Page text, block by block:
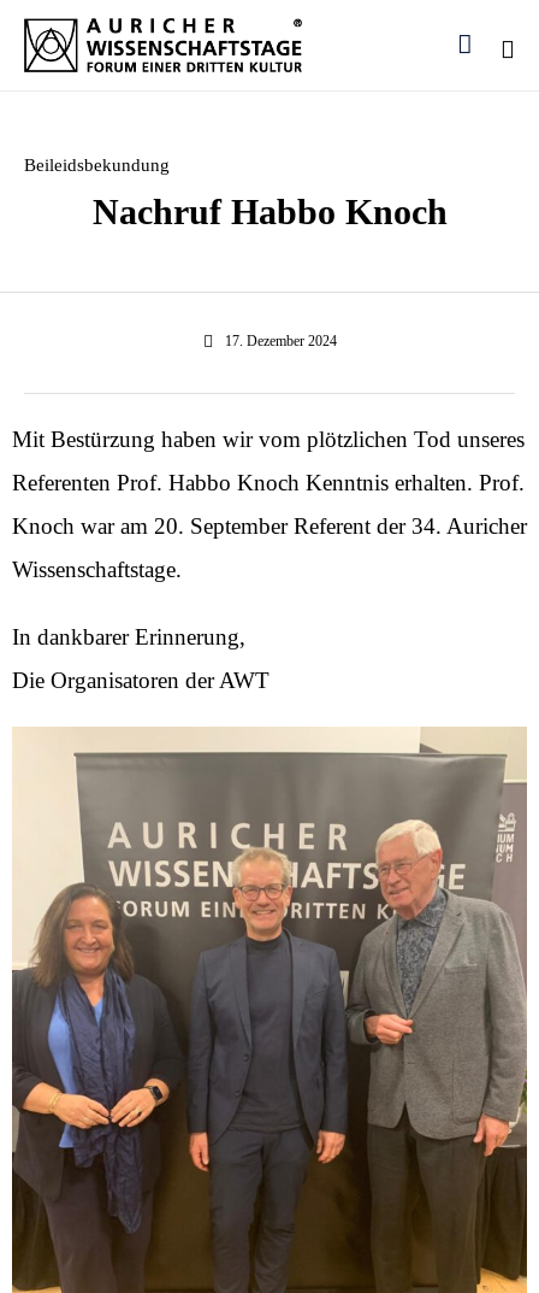

Nachruf Habbo Knoch
Category
Beileidsbekundung
17. Dezember 2024
Mit Bestürzung haben wir vom plötzlichen Tod unseres
Referenten Prof. Habbo Knoch Kenntnis erhalten. Prof.
Knoch war am 20. September Referent der 34. Auricher
Wissenschaftstage.
In dankbarer Erinnerung,
Die Organisatoren der AWT